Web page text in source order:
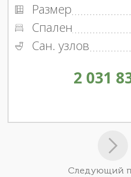
Размер
Спален
Сан. узлов
2 031
Следующий